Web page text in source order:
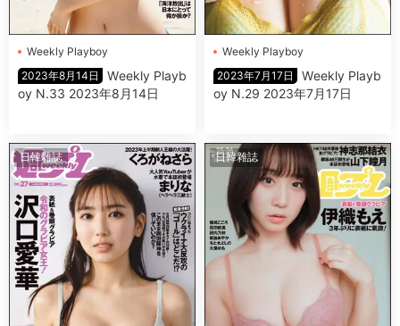
Wеekly Plаyboy
2023年8月14日
Wеekly Plаyb
oy N.33 2023年8月14日
Wеekly Plаyboy
2023年7月17日
Wеekly Plаyb
oy N.29 2023年7月17日
日韓雜誌 日韓雜誌